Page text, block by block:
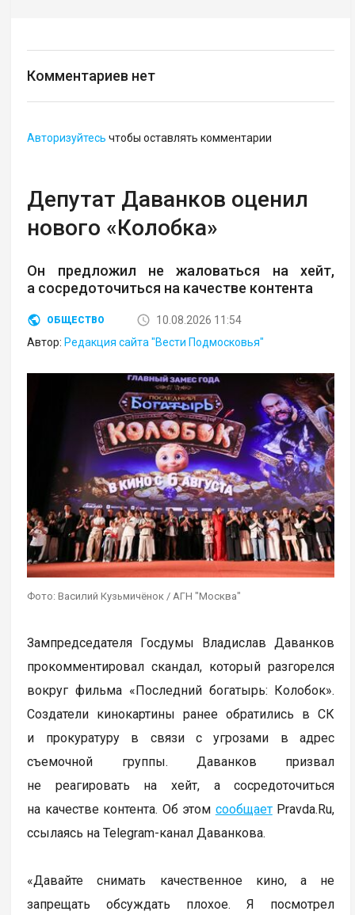
Комментариев нет
Авторизуйтесь чтобы оставлять комментарии
Депутат Даванков оценил
нового «Колобка»
Он предложил не жаловаться на хейт,
а сосредоточиться на качестве контента
ОБЩЕСТВО
10.08.2026 11:54
Автор: Редакция сайта "Вести Подмосковья"
Фото: Василий Кузьмичёнок / АГН "Москва"
Зампредседателя Госдумы Владислав Даванков
прокомментировал скандал, который разгорелся
вокруг фильма «Последний богатырь: Колобок».
Создатели кинокартины ранее обратились в СК
и прокуратуру в связи с угрозами в адрес
съемочной группы. Даванков призвал
не реагировать на хейт, а сосредоточиться
на качестве контента. Об этом сообщаетPravda.Ru,
ссылаясь на Telegram-канал Даванкова.
«Давайте снимать качественное кино, а не
запрещать обсуждать плохое. Я посмотрел